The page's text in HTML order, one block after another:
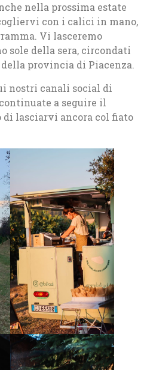
nella prossima estate
con i calici in mano,
Vi lasceremo
sole della sera, circondati
provincia di Piacenza.
nostri canali social di
a seguire il
lasciarvi ancora col fiato